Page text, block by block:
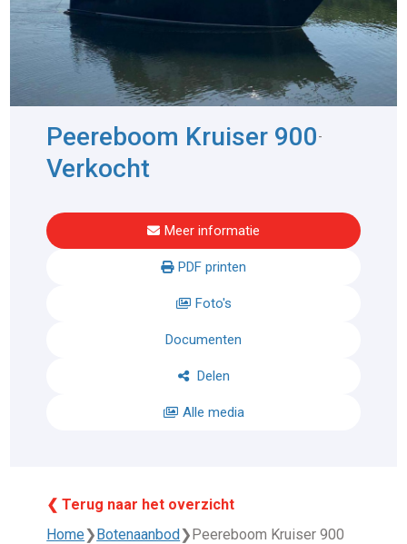
Peereboom Kruiser 900-
Verkocht
Meer informatie
PDF printen
Foto's
Documenten
Delen
Alle media
❮ Terug naar het overzicht
Home❯Botenaanbod❯Peereboom Kruiser 900